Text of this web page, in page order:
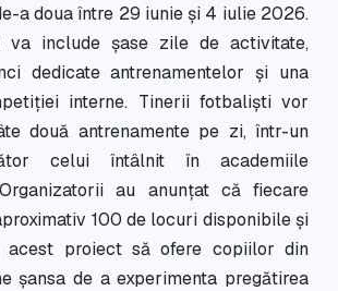
a doua între 29 iunie și 4 iulie 2026.
va include șase zile de activitate,
dedicate antrenamentelor și una
interne. Tinerii fotbaliști vor
două antrenamente pe zi, într-un
celui întâlnit în academiile
au anunțat că fiecare
100 de locuri disponibile și
proiect să ofere copiilor din
șansa de a experimenta pregătirea